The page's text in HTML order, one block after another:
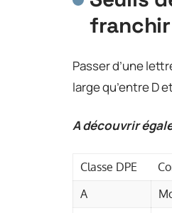
Passer d’une
large qu’entre D
A découvrir
Classe DPE
A